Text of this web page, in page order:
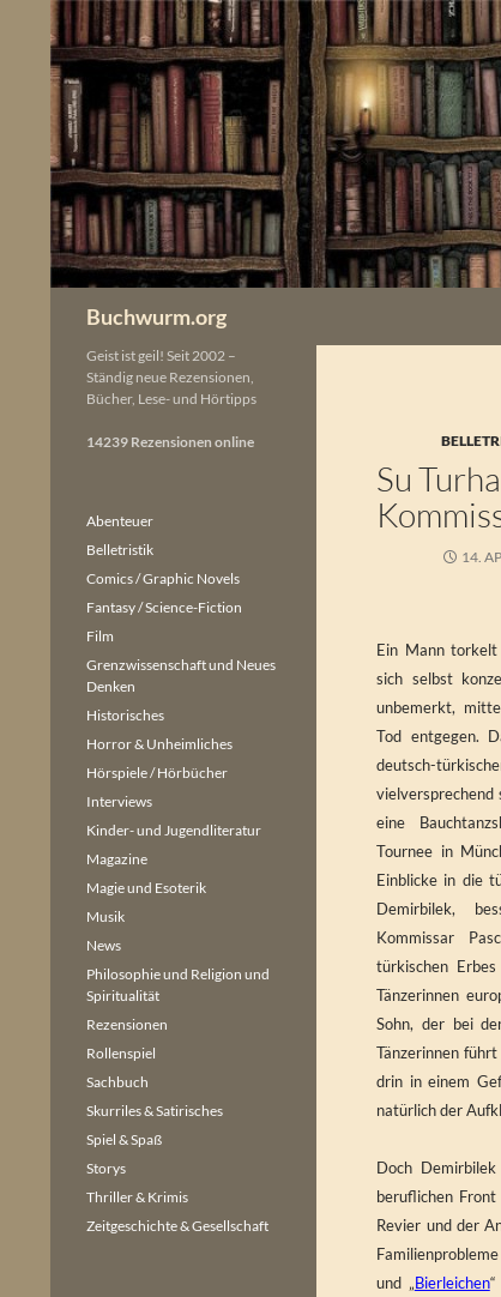
springen
Buchwurm.org
Su
14.
Ein Mann
sich selbst
unbemerkt,
Tod entgegen.
deutsch-
vielversprechend
eine
Tournee in
Einblicke in die
Demirbilek,
Kommissar
türkischen
Tänzerinnen
Sohn, der bei
Tänzerinnen
drin in einem
natürlich der
Doch
beruflichen
Revier und der
und „Bierleichen
Geist ist geil! Seit 2002 –
Ständig neue Rezensionen,
Bücher, Lese- und Hörtipps
14239 Rezensionen online
Abenteuer
Belletristik
Comics / Graphic Novels
Fantasy / Science-Fiction
Film
Grenzwissenschaft und Neues
Denken
Historisches
Horror & Unheimliches
Hörspiele / Hörbücher
Interviews
Kinder- und Jugendliteratur
Magazine
Magie und Esoterik
Musik
News
Philosophie und Religion und
Spiritualität
Rezensionen
Rollenspiel
Sachbuch
Skurriles & Satirisches
Spiel & Spaß
Storys
Thriller & Krimis
Zeitgeschichte & Gesellschaft